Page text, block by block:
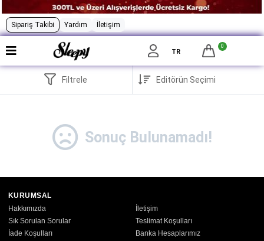
Sipariş Takibi Yardım İletişim
TR
0
Filtrele
Sonuç Bulunamadı!
KURUMSAL
Hakkımızda
İletişim
Sık Sorulan Sorular
Teslimat Koşulları
İade Koşulları
Banka Hesaplarımız